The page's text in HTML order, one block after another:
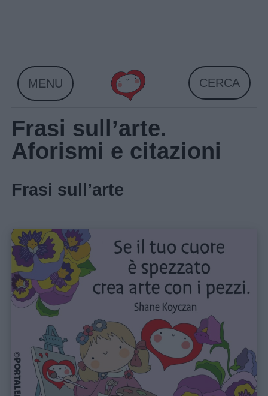
Home
MENU CERCA
Frasi sull’arte.
Aforismi e citazioni
Frasi sull’arte